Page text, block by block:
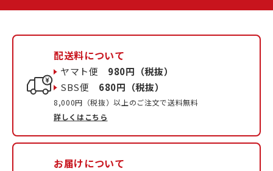
配送料について
ヤマト便 980円（税抜）
SBS便 680円（税抜）
8,000円（税抜）以上のご注文で送料無料
詳しくはこちら
お届けについて